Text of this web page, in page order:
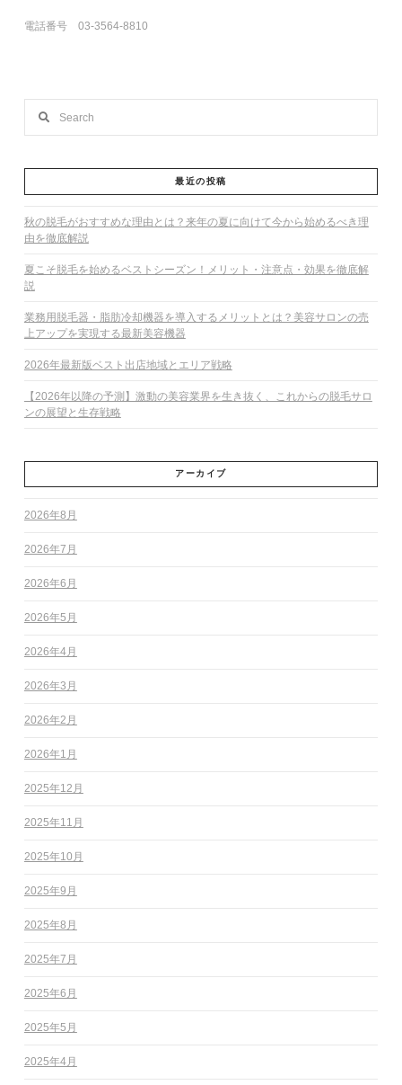
電話番号 03-3564-8810
最近の投稿
秋の脱毛がおすすめな理由とは？来年の夏に向けて今から始めるべき理
由を徹底解説
夏こそ脱毛を始めるベストシーズン！メリット・注意点・効果を徹底解
説
業務用脱毛器・脂肪冷却機器を導入するメリットとは？美容サロンの売
上アップを実現する最新美容機器
2026年最新版ベスト出店地域とエリア戦略
【2026年以降の予測】激動の美容業界を生き抜く、これからの脱毛サロ
ンの展望と生存戦略
アーカイブ
2026年8月
2026年7月
2026年6月
2026年5月
2026年4月
2026年3月
2026年2月
2026年1月
2025年12月
2025年11月
2025年10月
2025年9月
2025年8月
2025年7月
2025年6月
2025年5月
2025年4月